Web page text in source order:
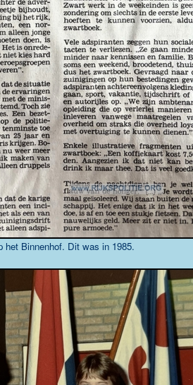
het Binnenhof. Dit was in 1985.